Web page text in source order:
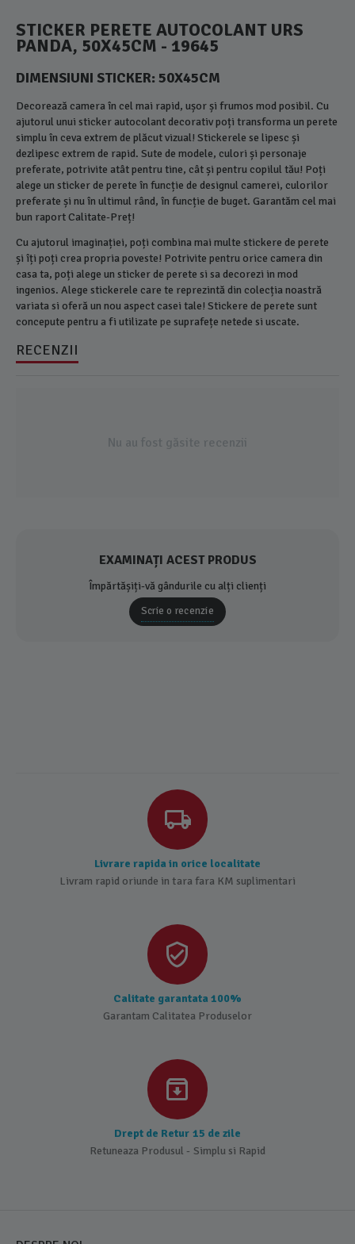
STICKER PERETE AUTOCOLANT URS
PANDA, 50X45CM - 19645
DIMENSIUNI STICKER: 50X45CM
Decorează camera în cel mai rapid, ușor și frumos mod posibil. Cu
ajutorul unui sticker autocolant decorativ poți transforma un perete
simplu în ceva extrem de plăcut vizual! Stickerele se lipesc și
dezlipesc extrem de rapid. Sute de modele, culori și personaje
preferate, potrivite atât pentru tine, cât și pentru copilul tău! Poți
alege un sticker de perete în funcție de designul camerei, culorilor
preferate și nu în ultimul rând, în funcție de buget. Garantăm cel mai
bun raport Calitate-Preț!
Cu ajutorul imaginației, poți combina mai multe stickere de perete
și îți poți crea propria poveste! Potrivite pentru orice camera din
casa ta, poți alege un sticker de perete si sa decorezi in mod
ingenios. Alege stickerele care te reprezintă din colecția noastră
variata si oferă un nou aspect casei tale! Stickere de perete sunt
concepute pentru a fi utilizate pe suprafețe netede si uscate.
RECENZII
Nu au fost găsite recenzii
EXAMINAȚI ACEST PRODUS
Împărtășiți-vă gândurile cu alți clienți
Scrie o recenzie
Livrare rapida in orice localitate
Livram rapid oriunde in tara fara KM suplimentari
Calitate garantata 100%
Garantam Calitatea Produselor
Drept de Retur 15 de zile
Retuneaza Produsul - Simplu si Rapid